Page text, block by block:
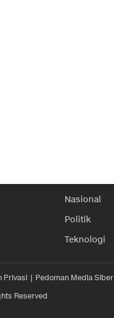
Nasional
Politik
Teknologi
Privasi
Pedoman Media Siber
Reserved